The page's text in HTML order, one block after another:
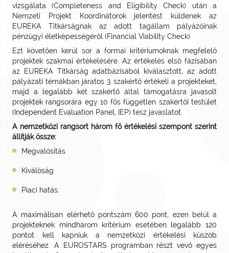
vizsgálata (Completeness and Eligibility Check) után a
Nemzeti Projekt Koordinátorok jelentést küldenek az
EUREKA Titkárságnak az adott tagállam pályázóinak
pénzügyi életképességéről (Financial Viability Check).
Ezt követően kerül sor a formai kritériumoknak megfelelő
projektek szakmai értékelésére. Az értékelés első fázisában
az EUREKA Titkárság adatbázisából kiválasztott, az adott
pályázati témákban járatos 3 szakértő értékeli a projekteket,
majd a legalább két szakértő által támogatásra javasolt
projektek rangsorára egy 10 fős független szakértői testület
(Independent Evaluation Panel, IEP) tesz javaslatot.
A nemzetközi rangsort három fő értékelési szempont szerint
állítják össze:
Megvalósítás
Kiválóság
Piaci hatás.
A maximálisan elérhető pontszám 600 pont, ezen belül a
projekteknek mindhárom kritérium esetében legalább 120
pontot kell kapniuk a nemzetközi értékelési küszöb
eléréséhez. A EUROSTARS programban részt vevő egyes